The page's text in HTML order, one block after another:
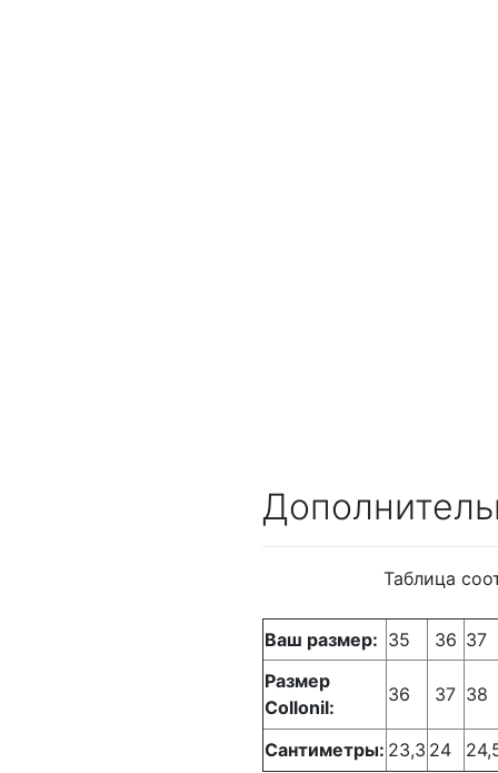
Таблица
Ваш размер: 35 36 37
Размер
Collonil:
36 37 38
Сантиметры: 23,3 24